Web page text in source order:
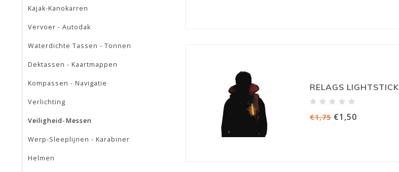
Kajak-Kanokarren
Vervoer - Autodak
Waterdichte Tassen - Tonnen
Dektassen - Kaartmappen
Kompassen - Navigatie
Verlichting
Veiligheid-Messen
Werp-Sleeplijnen - Karabiner
Helmen
RELAGS LIGHTSTICK
€1,75€1,50